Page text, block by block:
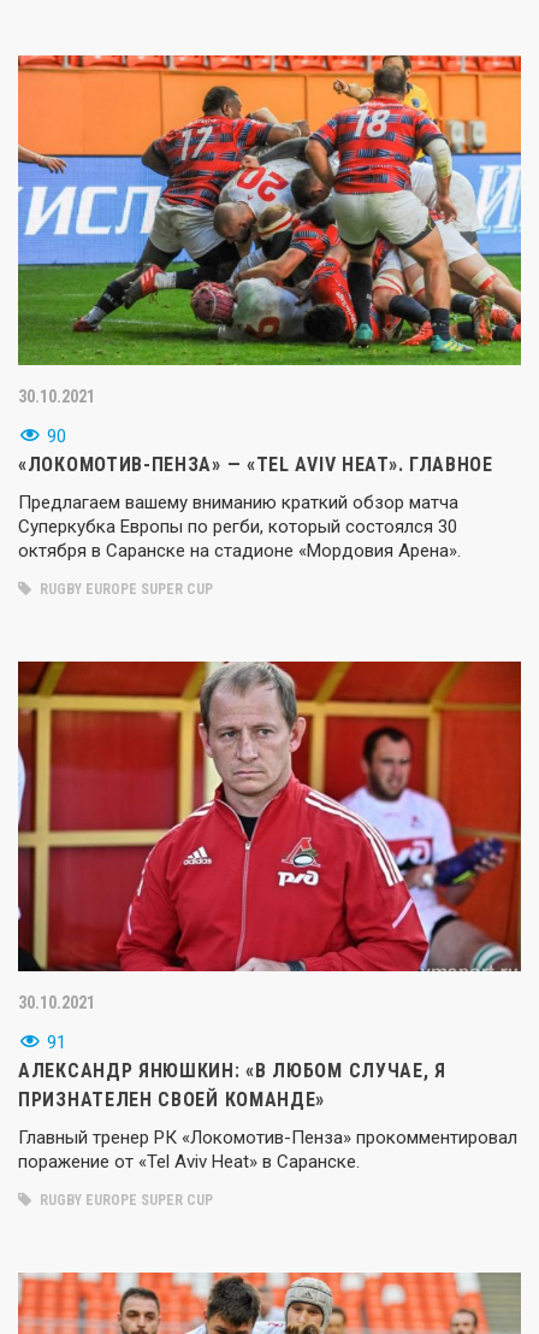
30.10.2021
90
«ЛОКОМОТИВ-ПЕНЗА» — «TEL AVIV HEAT». ГЛАВНОЕ
Предлагаем вашему вниманию краткий обзор матча
Суперкубка Европы по регби, который состоялся 30
октября в Саранске на стадионе «Мордовия Арена».
RUGBY EUROPE SUPER CUP
30.10.2021
91
АЛЕКСАНДР ЯНЮШКИН: «В ЛЮБОМ СЛУЧАЕ, Я
ПРИЗНАТЕЛЕН СВОЕЙ КОМАНДЕ»
Главный тренер РК «Локомотив-Пенза» прокомментировал
поражение от «Tel Aviv Heat» в Саранске.
RUGBY EUROPE SUPER CUP